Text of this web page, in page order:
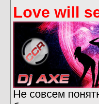
Love will
Не совсем